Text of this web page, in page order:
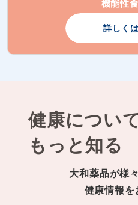
機能性
詳しく
健康につい
もっと知る
大和薬品が様
健康情報を